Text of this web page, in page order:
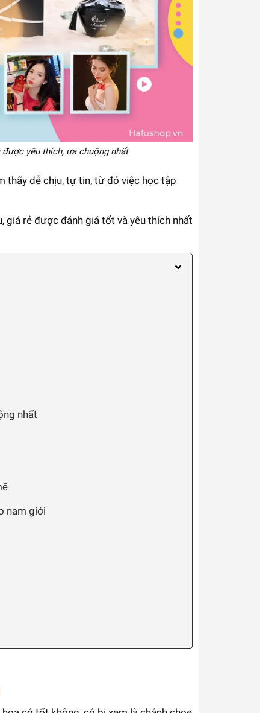
yêu thích, ưa chuộng nhất
thấy dễ chịu, tự tin, từ đó việc học tập
giá rẻ được đánh giá tốt và yêu thích nhất
nhất
nam giới